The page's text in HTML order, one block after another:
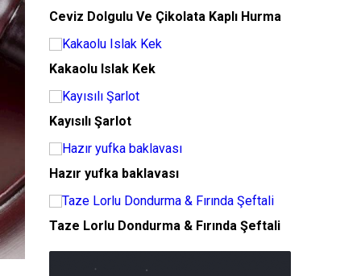
Ceviz Dolgulu Ve Çikolata Kaplı Hurma
Kakaolu Islak Kek
Kayısılı Şarlot
Hazır yufka baklavası
Taze Lorlu Dondurma & Fırında Şeftali